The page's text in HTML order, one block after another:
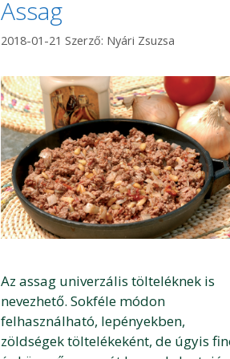
Assag
2018-01-21 Szerző: Nyári Zsuzsa
Az assag univerzális tölteléknek is
nevezhető. Sokféle módon
felhasználható, lepényekben,
zöldségek töltelékeként, de úgyis